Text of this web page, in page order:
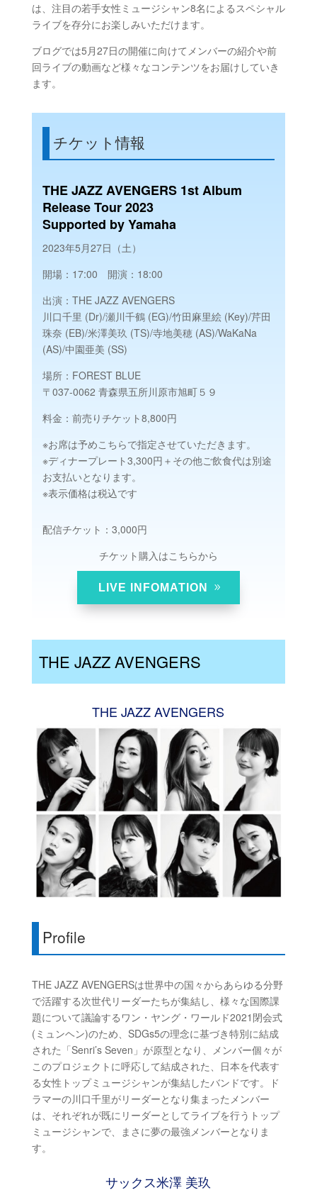
は、注目の若手女性ミュージシャン8名によるスペシャル
ライブを存分にお楽しみいただけます。
ブログでは5月27日の開催に向けてメンバーの紹介や前
回ライブの動画など様々なコンテンツをお届けしていき
ます。
チケット情報
THE JAZZ AVENGERS 1st Album
Release Tour 2023
Supported by Yamaha
2023年5月27日（土）
開場：17:00 開演：18:00
出演：THE JAZZ AVENGERS
川口千里 (Dr)/瀬川千鶴 (EG)/竹田麻里絵 (Key)/芹田
珠奈 (EB)/米澤美玖 (TS)/寺地美穂 (AS)/WaKaNa
(AS)/中園亜美 (SS)
場所：FOREST BLUE
〒037-0062 青森県五所川原市旭町５９
料金：前売りチケット8,800円
※お席は予めこちらで指定させていただきます。
※ディナープレート3,300円＋その他ご飲食代は別途
お支払いとなります。
※表示価格は税込です
配信チケット：3,000円
チケット購入はこちらから
LIVE INFOMATION
THE JAZZ AVENGERS
THE JAZZ AVENGERS
Profile
THE JAZZ AVENGERSは世界中の国々からあらゆる分野
で活躍する次世代リーダーたちが集結し、様々な国際課
題について議論するワン・ヤング・ワールド2021閉会式
(ミュンヘン)のため、SDGs5の理念に基づき特別に結成
された「Senri’s Seven」が原型となり、メンバー個々が
このプロジェクトに呼応して結成された、日本を代表す
る女性トップミュージシャンが集結したバンドです。ド
ラマーの川口千里がリーダーとなり集まったメンバー
は、それぞれが既にリーダーとしてライブを行うトップ
ミュージシャンで、まさに夢の最強メンバーとなりま
す。
サックス米澤 美玖